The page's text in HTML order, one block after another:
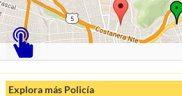
Explora más Policía